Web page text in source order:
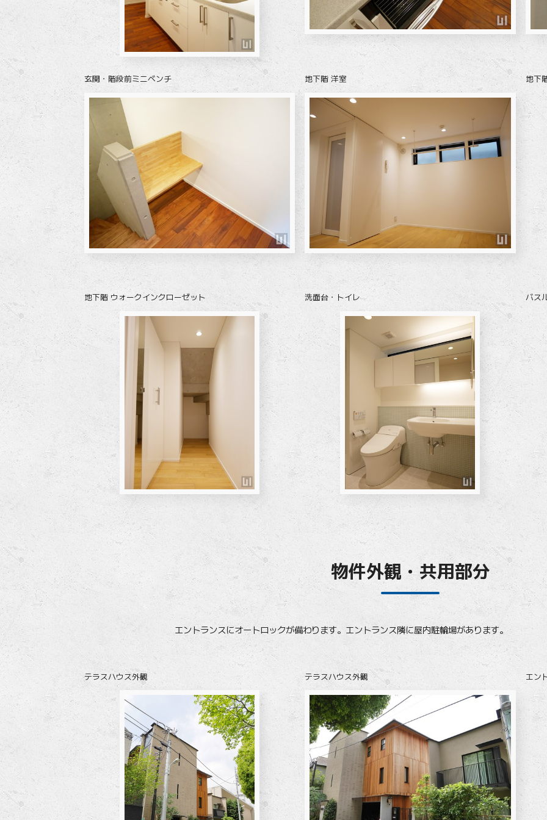
玄関・階段前ミニベンチ 地下階 洋室 地下
地下階 ウォークインクローゼット 洗面台・トイレ バス
物件外観・共用部分
エントランスにオートロックが備わります。エントランス隣に屋内駐輪場があります。
テラスハウス外観 テラスハウス外観 エン